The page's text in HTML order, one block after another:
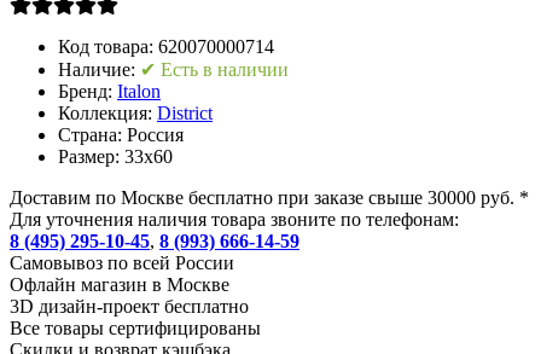
Код товара: 620070000714
Наличие: ✔ Есть в наличии
Бренд: Italon
Коллекция: District
Страна: Россия
Размер: 33x60
Доставим по Москве бесплатно при заказе свыше 30000 руб. *
Для уточнения наличия товара звоните по телефонам:
8 (495) 295-10-45, 8 (993) 666-14-59
Cамовывоз по всей России
Офлайн магазин в Москве
3D дизайн-проект бесплатно
Все товары сертифицированы
Скидки и возврат кэшбэка